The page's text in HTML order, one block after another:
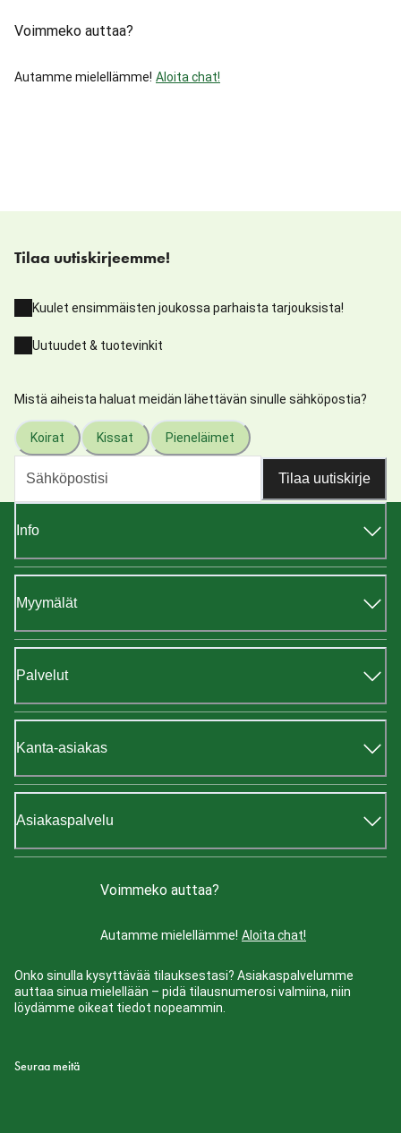
Voimmeko auttaa?
Autamme mielellämme! Aloita chat!
Tilaa uutiskirjeemme!
Kuulet ensimmäisten joukossa parhaista tarjouksista!
Uutuudet & tuotevinkit
Mistä aiheista haluat meidän lähettävän sinulle sähköpostia?
Koirat Kissat Pieneläimet
Tilaa uutiskirje
Info
Myymälät
Palvelut
Kanta-asiakas
Asiakaspalvelu
Voimmeko auttaa?
Autamme mielellämme! Aloita chat!
Onko sinulla kysyttävää tilauksestasi? Asiakaspalvelumme
auttaa sinua mielellään – pidä tilausnumerosi valmiina, niin
löydämme oikeat tiedot nopeammin.
Seuraa meitä